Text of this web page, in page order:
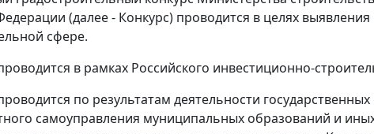
(далее - Конкурс) проводится в целях
сфере.
в рамках Российского инвестиционно-
по результатам деятельности
самоуправления муниципальных образований и